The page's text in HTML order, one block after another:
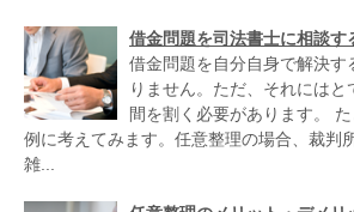
借金問題を司法書士に相談す
借金問題を自分自身で解決す
りません。ただ、それには
間を割く必要があります。
例に考えてみます。任意整理の場合、裁判
雑...